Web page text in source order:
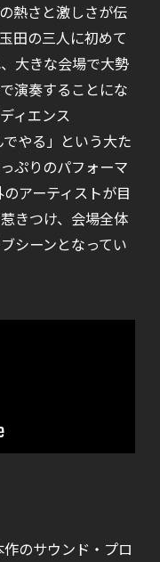
熱さと激しさが伝
田の三人に初めて
大きな会場で大勢
演奏することにな
ィエンス
やる」という大た
ぷりのパフォーマ
アーティストが目
きつけ、会場全体
シーンとなってい
のサウンド・プロ